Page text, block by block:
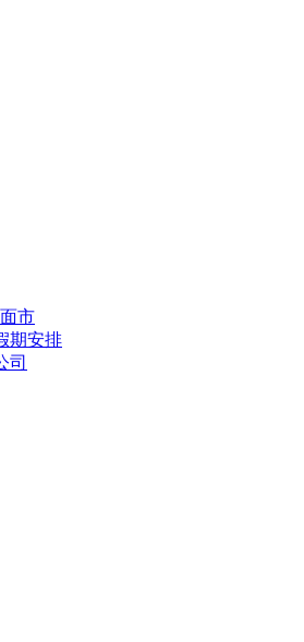
市
期安排
司